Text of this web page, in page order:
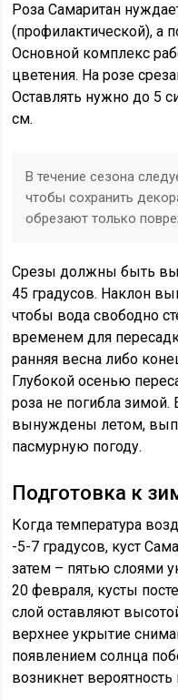
Роза Самаритан
(профилактической), а
Основной комплекс
цветения. На розе
Оставлять нужно до 5
см.
В течение сезона
чтобы сохранить
обрезают только
Срезы должны быть
45 градусов. Наклон
чтобы вода свободно
временем для
ранняя весна либо
Глубокой осенью
роза не погибла зимой.
вынуждены летом,
пасмурную погоду.
Подготовка к
Когда температура
-5-7 градусов, куст
затем – пятью слоями
20 февраля, кусты
слой оставляют
верхнее укрытие
появлением солнца
возникнет